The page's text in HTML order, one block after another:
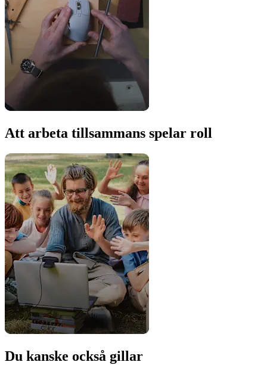
Att arbeta tillsammans spelar roll
Du kanske också gillar